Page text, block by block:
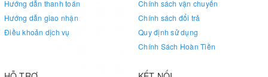
Hướng dẫn thanh toán
Hướng dẫn giao nhận
Điều khoản dịch vụ
Chính sách vận chuyển
Chính sách đổi trả
Quy định sử dụng
Chính Sách Hoàn Tiền